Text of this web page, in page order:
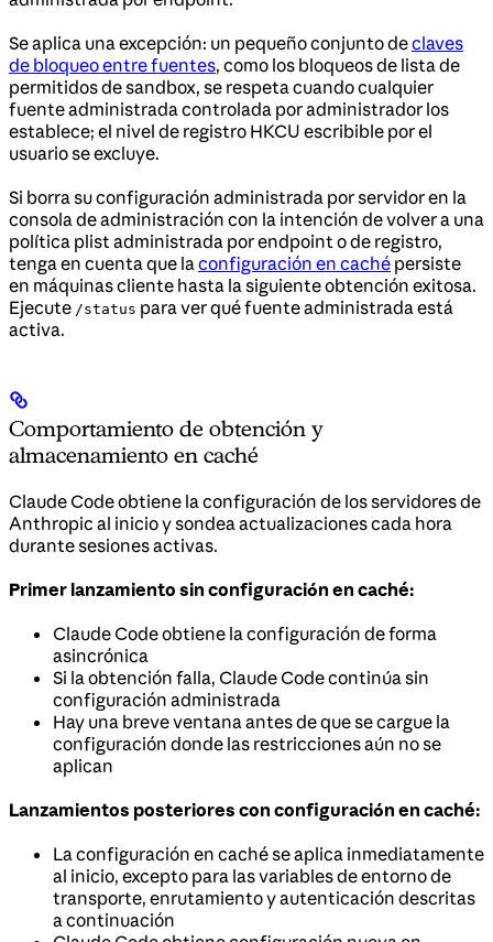
Se aplica una excepción: un pequeño conjunto declaves
de bloqueo entre fuentes, como los bloqueos de lista de
permitidos de sandbox, se respeta cuando cualquier
fuente administrada controlada por administrador los
establece; el nivel de registro HKCU escribible por el
usuario se excluye.
Si borra su configuración administrada por servidor en la
consola de administración con la intención de volver a una
política plist administrada por endpoint o de registro,
tenga en cuenta que la configuración en caché persiste
en máquinas cliente hasta la siguiente obtención exitosa.
Ejecute /status para ver qué fuente administrada está
activa.
Comportamiento de obtención y
almacenamiento en caché
Claude Code obtiene la configuración de los servidores de
Anthropic al inicio y sondea actualizaciones cada hora
durante sesiones activas.
Primer lanzamiento sin configuración en caché:
Claude Code obtiene la configuración de forma
asincrónica
Si la obtención falla, Claude Code continúa sin
configuración administrada
Hay una breve ventana antes de que se cargue la
configuración donde las restricciones aún no se
aplican
Lanzamientos posteriores con configuración en caché:
La configuración en caché se aplica inmediatamente
al inicio, excepto para las variables de entorno de
transporte, enrutamiento y autenticación descritas
a continuación